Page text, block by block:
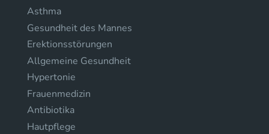
Asthma
Gesundheit des Mannes
Erektionsstörungen
Allgemeine Gesundheit
Hypertonie
Frauenmedizin
Antibiotika
Hautpflege